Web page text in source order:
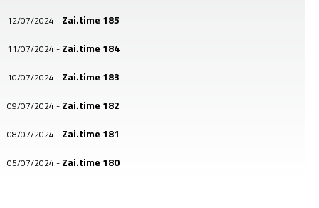
12/07/2024 - Zai.time 185
11/07/2024 - Zai.time 184
10/07/2024 - Zai.time 183
09/07/2024 - Zai.time 182
08/07/2024 - Zai.time 181
05/07/2024 - Zai.time 180